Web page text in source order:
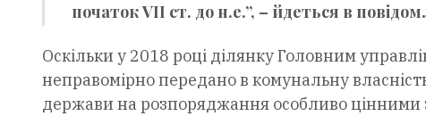
початок VІІ ст. до н.е.”, – йдеться в
Оскільки у 2018 році ділянку Головним
неправомірно передано в комунальну
держави на розпоряджання особливо цінними